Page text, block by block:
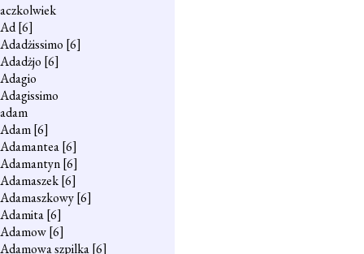
aczkolwiek
Ad[6]
Adadżissimo [6]
Adadżjo [6]
Adagio
Adagissimo
adam
Adam[6]
Adamantea[6]
Adamantyn[6]
Adamaszek[6]
Adamaszkowy[6]
Adamita[6]
Adamow[6]
Adamowa szpilka[6]